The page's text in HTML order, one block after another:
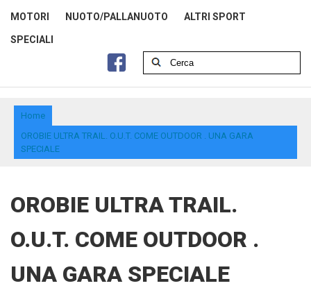
MOTORI NUOTO/PALLANUOTO ALTRI SPORT
SPECIALI
Home
OROBIE ULTRA TRAIL. O.U.T. COME OUTDOOR . UNA GARA
SPECIALE
OROBIE ULTRA TRAIL.
O.U.T. COME OUTDOOR .
UNA GARA SPECIALE